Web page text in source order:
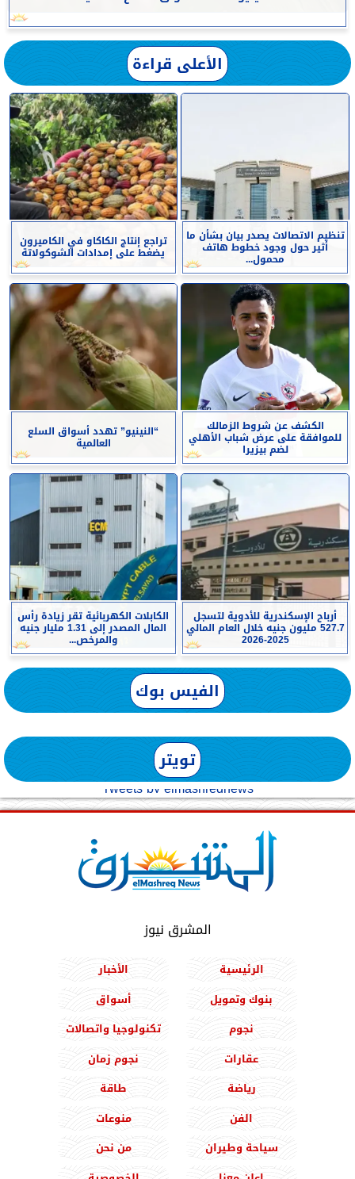
الأعلى قراءة
تنظيم الاتصالات يصدر بيان بشأن ما
أثير حول وجود خطوط هاتف
محمول...
تراجع إنتاج الكاكاو في الكاميرون
يضغط على إمدادات الشوكولاتة
الكشف عن شروط الزمالك
للموافقة على عرض شباب الأهلي
لضم بيزيرا
“النينيو” تهدد أسواق السلع
العالمية
أرباح الإسكندرية للأدوية لتسجل
527.7 مليون جنيه خلال العام المالي
2025-2026
الكابلات الكهربائية تقر زيادة رأس
المال المصدر إلى 1.31 مليار جنيه
والمرخص...
الفيس بوك
تويتر
Tweets by elmashreqnews
المشرق نيوز
الرئيسية
الأخبار
بنوك وتمويل
أسواق
نجوم
تكنولوجيا واتصالات
عقارات
نجوم زمان
رياضة
طاقة
الفن
منوعات
سياحة وطيران
من نحن